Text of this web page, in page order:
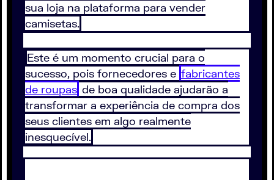
sua loja na plataforma para vender
camisetas.
Este é um momento crucial para o
sucesso, pois fornecedores e fabricantes
de roupas de boa qualidade ajudarão a
transformar a experiência de compra dos
seus clientes em algo realmente
inesquecível.